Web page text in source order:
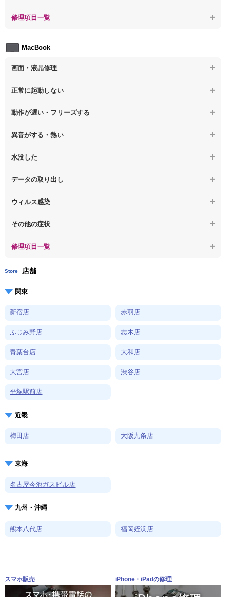
【ノートパソコン】ウィルス感染のその他の問題
【ノートパソコン】事例紹介
修理項目一覧
【ノートパソコン】電源故障
【ノートパソコン】液晶ディスプレイ交換
【ノートパソコン】マザーボード修理
MacBook
画面・液晶修理
【macbook】画面の割れ・破損
かしい、チラつく等)
【macbook】症状が選択肢にない、よく分からない
正常に起動しない
【macbook】電源ボタンを押しても反応が無い
動作が遅い・フリーズする
異音がする・熱い
【macbook】パソコンから異音がする
水没した
【macbook】水没してパソコンが動かない
データの取り出し
【macbook】起動しないパソコンのデータを復旧
ウィルス感染
【macbook】特定のプログラムを削除したい
その他の症状
修理項目一覧
Store 店舗
関東
新宿店 赤羽店
ふじみ野店 志木店
青葉台店 大和店
大宮店 渋谷店
平塚駅前店
近畿
梅田店 大阪九条店
東海
名古屋今池ガスビル店
九州・沖縄
熊本八代店 福岡姪浜店
スマホ販売 iPhone・iPadの修理